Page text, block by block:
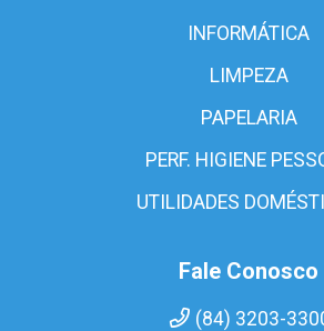
INFORMÁTICA
LIMPEZA
PAPELARIA
PERF. HIGIENE
UTILIDADES
Fale Conosco
(84) 3203-